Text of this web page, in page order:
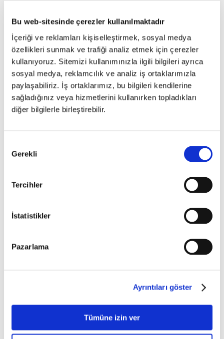
Bu web-sitesinde çerezler kullanılmaktadır
İçeriği ve reklamları kişiselleştirmek, sosyal medya
özellikleri sunmak ve trafiği analiz etmek için çerezler
kullanıyoruz. Sitemizi kullanımınızla ilgili bilgileri ayrıca
sosyal medya, reklamcılık ve analiz iş ortaklarımızla
paylaşabiliriz. İş ortaklarımız, bu bilgileri kendilerine
sağladığınız veya hizmetlerini kullanırken topladıkları
diğer bilgilerle birleştirebilir.
Seçimi
Gerekli
Tercihler
İstatistikler
Pazarlama
Ayrıntıları göster
Tümüne izin ver